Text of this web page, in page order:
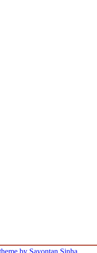
by Sayontan Sinha